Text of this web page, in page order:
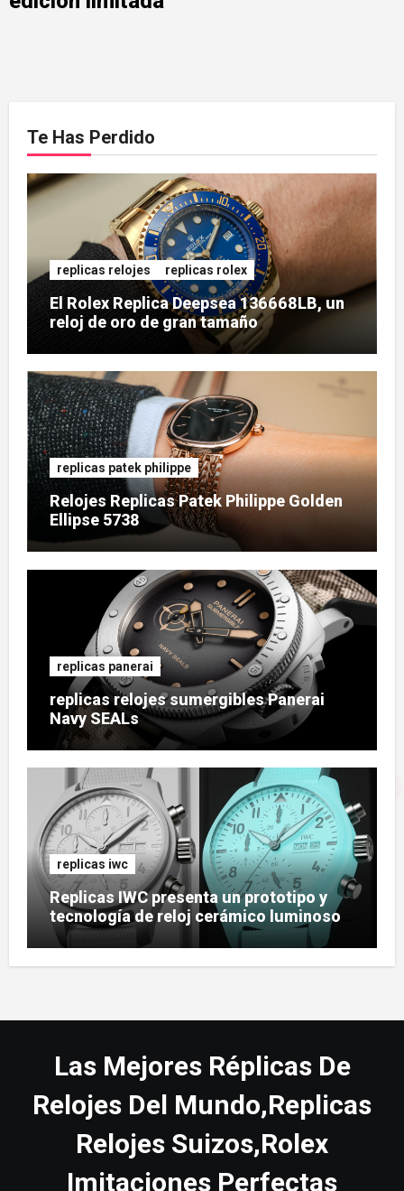
Te Has Perdido
replicas relojes replicas rolex
El Rolex Replica Deepsea 136668LB, un
reloj de oro de gran tamaño
replicas patek philippe
Relojes Replicas Patek Philippe Golden
Ellipse 5738
replicas panerai
replicas relojes sumergibles Panerai
Navy SEALs
replicas iwc
Replicas IWC presenta un prototipo y
tecnología de reloj cerámico luminoso
Ceralume
Las Mejores Réplicas De
Relojes Del Mundo,Replicas
Relojes Suizos,Rolex
Imitaciones Perfectas